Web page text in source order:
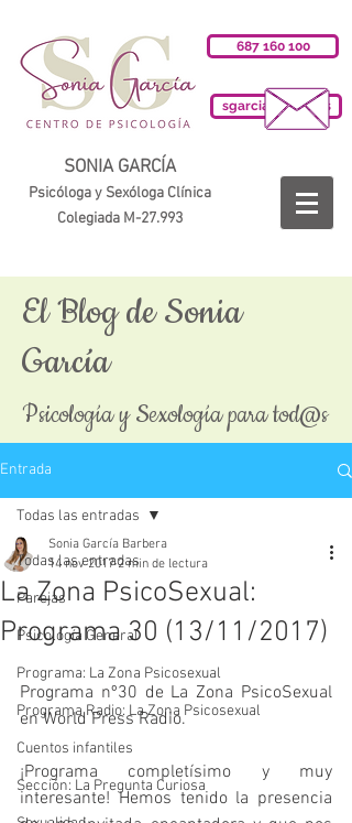
687 160 100
sgarciab@cop.es
SONIA GARCÍA
Psicóloga y Sexóloga Clínica
Colegiada M-27.993
El Blog de Sonia
García
Psicología y Sexología para tod@s
Entrada
Todas las entradas
Parejas
Psicología General
Programa: La Zona Psicosexual
Programa Radio: La Zona Psicosexual
Cuentos infantiles
Sección: La Pregunta Curiosa
Todas las entradas
La Zona PsicoSexual:
Programa 30 (13/11/2017)
Sonia García Barbera
14 nov 2017 2 min de lectura
Programa nº30 de La Zona PsicoSexual
en World Press Radio.
¡Programa completísimo y muy
interesante! Hemos tenido la presencia